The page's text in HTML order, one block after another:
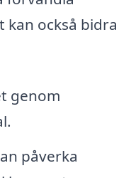
också bidra
genom
påverka